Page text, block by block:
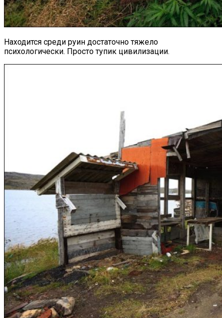
Находится среди руин достаточно тяжело
психологически. Просто тупик цивилизации.